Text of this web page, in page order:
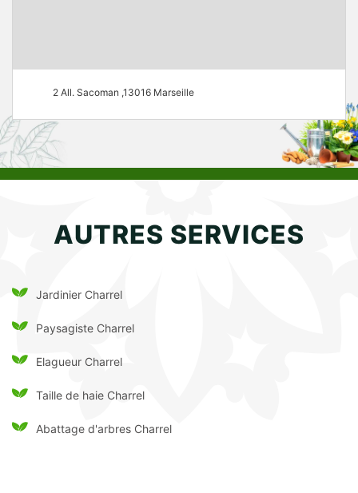
2 All. Sacoman ,13016 Marseille
AUTRES SERVICES
Jardinier Charrel
Paysagiste Charrel
Elagueur Charrel
Taille de haie Charrel
Abattage d'arbres Charrel